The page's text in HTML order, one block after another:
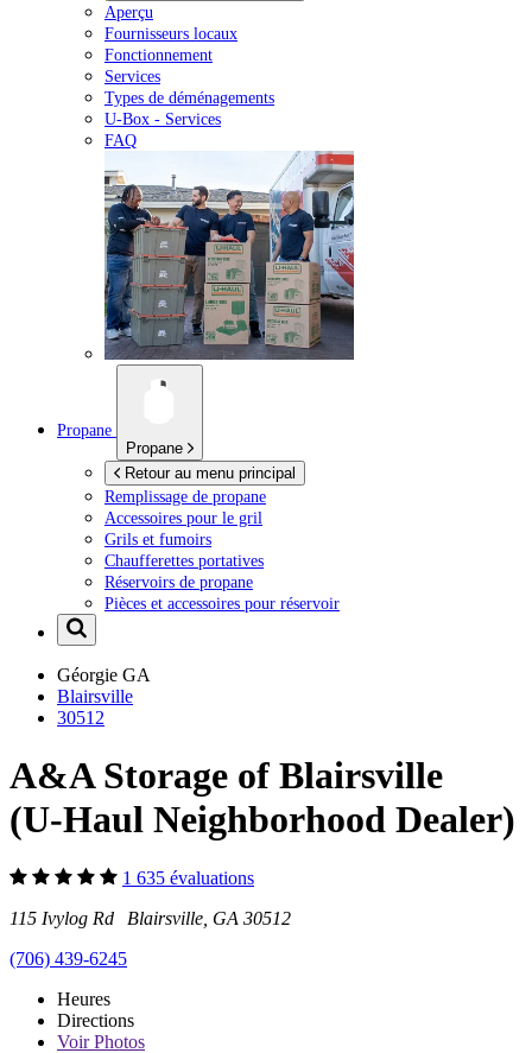
Aperçu
Fournisseurs locaux
Fonctionnement
Services
Types de déménagements
U-Box - Services
FAQ
Propane
Propane
Retour au menu principal
Remplissage de propane
Accessoires pour le gril
Grils et fumoirs
Chaufferettes portatives
Réservoirs de propane
Pièces et accessoires pour réservoir
Géorgie GA
Blairsville
30512
A&A Storage of Blairsville
(U-Haul Neighborhood Dealer)
1 635 évaluations
115 Ivylog Rd Blairsville, GA 30512
(706) 439-6245
Heures
Directions
VoirPhotos